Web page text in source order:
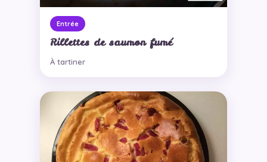
Entrée
Rillettes de saumon fumé
À tartiner